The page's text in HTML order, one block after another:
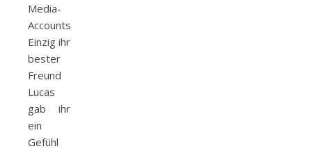
Media-
Accounts, abgeschottetes Eliteinternat.
Einzig ihr
bester
Freund
Lucas
gab ihr
ein
Gefühl